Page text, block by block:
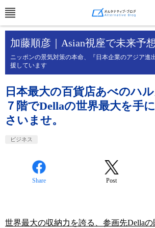
加藤順彦｜Asian視座で未来予想
ニッポンの景気対策の本命、『日本企業のアジア進
援しています
日本最大の百貨店あべのハ
７階でDellaの世界最大を手
さいませ。
ビジネス
Share Post
世界最大の収納力を誇る、参画先Della